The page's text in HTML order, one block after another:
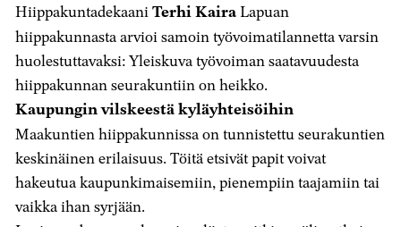
HiippakuntadekaaniTerhi KairaLapuan
hiippakunnasta arvioi samoin työvoimatilannetta varsin
huolestuttavaksi: Yleiskuva työvoiman saatavuudesta
hiippakunnan seurakuntiin on heikko.
Kaupungin vilskeestä kyläyhteisöihin
Maakuntien hiippakunnissa on tunnistettu seurakuntien
keskinäinen erilaisuus. Töitä etsivät papit voivat
hakeutua kaupunkimaisemiin, pienempiin taajamiin tai
vaikka ihan syrjään.